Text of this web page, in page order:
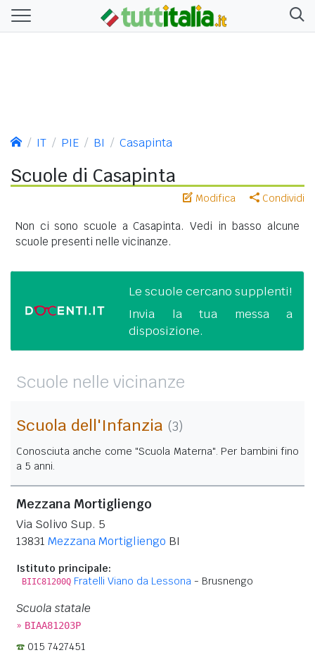
IT PIE BI Casapinta
Scuole di Casapinta
Modifica Condividi
Non ci sono scuole a Casapinta. Vedi in basso alcune
scuole presenti nelle vicinanze.
Le scuole cercano supplenti!
Invia la tua messa a
disposizione.
Scuole nelle vicinanze
Scuola dell'Infanzia (3)
Conosciuta anche come "Scuola Materna". Per bambini fino
a 5 anni.
Mezzana Mortigliengo
Via Solivo Sup. 5
13831 Mezzana Mortigliengo BI
Istituto principale:
BIIC81200Q Fratelli Viano da Lessona - Brusnengo
Scuola statale
» BIAA81203P
015 7427451